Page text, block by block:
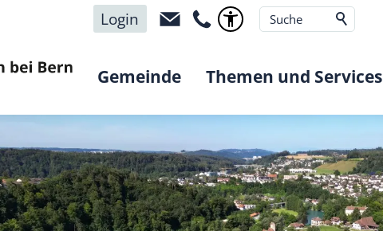
Login
Gemeinde Themen und Services